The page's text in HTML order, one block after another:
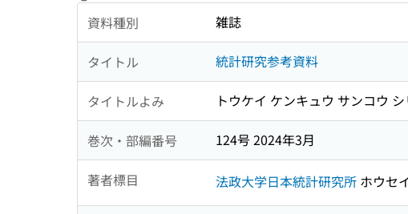
資料種別 雑誌
タイトル 統計研究参考資料
タイトルよみ トウケイ ケンキュウ サンコウ
巻次・部編番号 124号 2024年3月
著者標目 法政大学日本統計研究所 ホウセ